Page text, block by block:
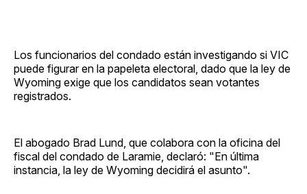
Los funcionarios del condado están investigando si VIC
puede figurar en la papeleta electoral, dado que la ley de
Wyoming exige que los candidatos sean votantes
registrados.
El abogado Brad Lund, que colabora con la oficina del
fiscal del condado de Laramie, declaró: "En última
instancia, la ley de Wyoming decidirá el asunto".